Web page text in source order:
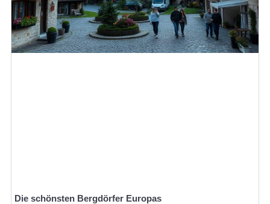
Die schönsten Bergdörfer Europas